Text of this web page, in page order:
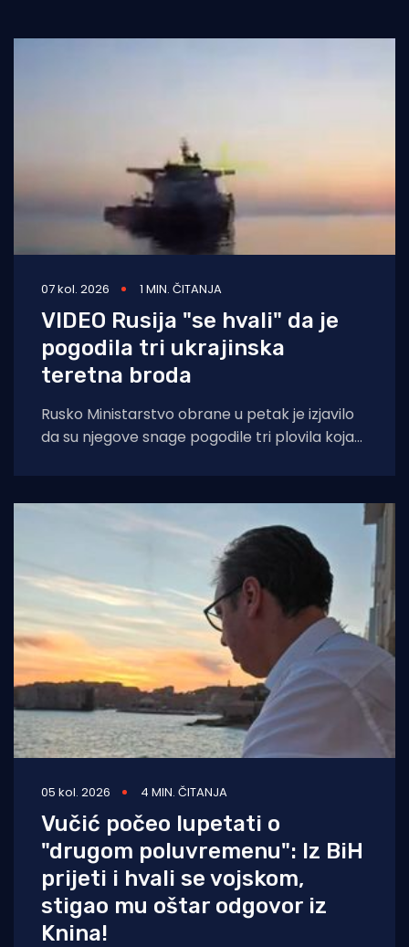
07 kol. 2026 1 MIN. ČITANJA
VIDEO Rusija "se hvali" da je
pogodila tri ukrajinska
teretna broda
Rusko Ministarstvo obrane u petak je izjavilo
da su njegove snage pogodile tri plovila koja
05 kol. 2026 4 MIN. ČITANJA
Vučić počeo lupetati o
"drugom poluvremenu": Iz BiH
prijeti i hvali se vojskom,
stigao mu oštar odgovor iz
Knina!